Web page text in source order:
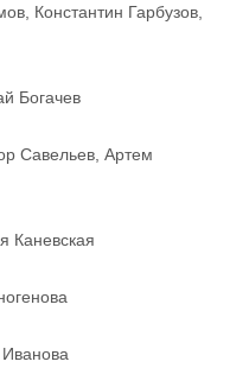
Константин Гарбузов,
Богачев
Савельев, Артем
Каневская